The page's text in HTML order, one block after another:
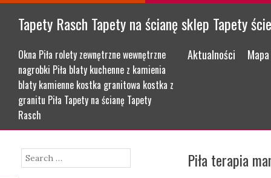
Tapety Rasch Tapety na ścianę sklep Tapety
Okna Piła rolety zewnętrzne wewnętrzne
nagrobki Piła blaty kuchenne z kamienia
blaty kamienne kostka granitowa kostka z
granitu Piła Tapety na ścianę Tapety
Rasch
Menu
Skip to content
Aktualności
Piła terapia
Search